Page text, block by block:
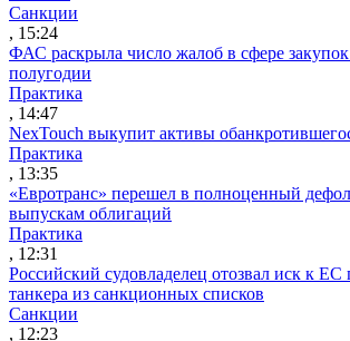
Санкции
, 15:24
ФАС раскрыла число жалоб в сфере
полугодии
Практика
, 14:47
NexTouch выкупит активы
Практика
, 13:35
«Евротранс» перешел в полноценный
выпускам облигаций
Практика
, 12:31
Российский судовладелец отозвал иск к
танкера из санкционных списков
Санкции
, 12:23